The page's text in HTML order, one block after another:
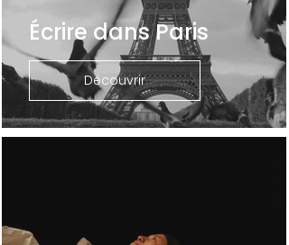
Écrire dans Paris
Découvrir